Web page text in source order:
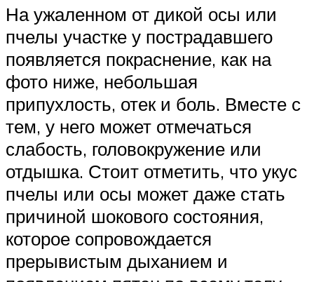
На ужаленном от дикой осы или
пчелы участке у пострадавшего
появляется покраснение, как на
фото ниже, небольшая
припухлость, отек и боль. Вместе с
тем, у него может отмечаться
слабость, головокружение или
отдышка. Стоит отметить, что укус
пчелы или осы может даже стать
причиной шокового состояния,
которое сопровождается
прерывистым дыханием и